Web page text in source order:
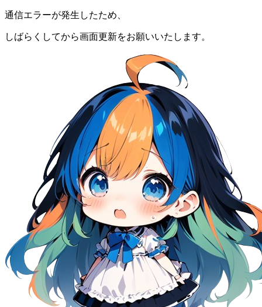
通信エラーが発生したため、
しばらくしてから画面更新をお願いいたします。